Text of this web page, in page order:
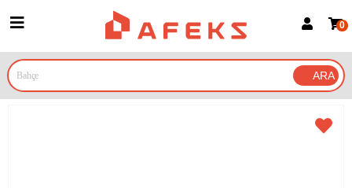
Google İle Bağlan
0